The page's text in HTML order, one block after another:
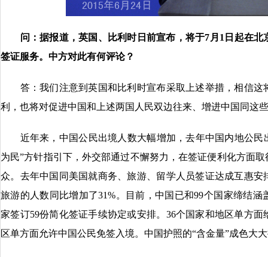
问：据报道，英国、比利时日前宣布，将于7月1日起在北
签证服务。中方对此有何评论？
答：我们注意到英国和比利时宣布采取上述举措，相信这
利，也将对促进中国和上述两国人民双边往来、增进中国同这
近年来，中国公民出境人数大幅增加，去年中国内地公民
为民”方针指引下，外交部通过不懈努力，在签证便利化方面
众。去年中国同美国就商务、旅游、留学人员签证达成互惠
旅游的人数同比增加了31%。目前，中国已和99个国家缔结
家签订59份简化签证手续协定或安排。36个国家和地区单方
区单方面允许中国公民免签入境。中国护照的“含金量”成色大